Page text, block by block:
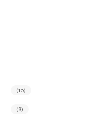
(10)
(8)